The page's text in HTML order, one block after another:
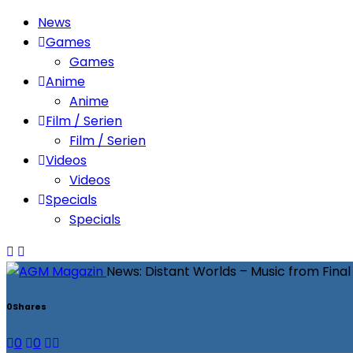
News
Games
Games
Anime
Anime
Film / Serien
Film / Serien
Videos
Videos
Specials
Specials
News: Distant Worlds – Music from
0Shares
0
0